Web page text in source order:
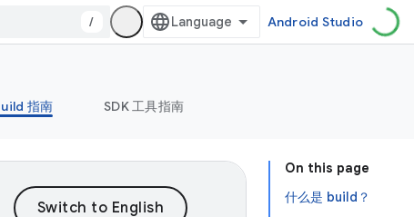
/ Android Studio
指南 SDK 工具指南
On this page
什么是 build？